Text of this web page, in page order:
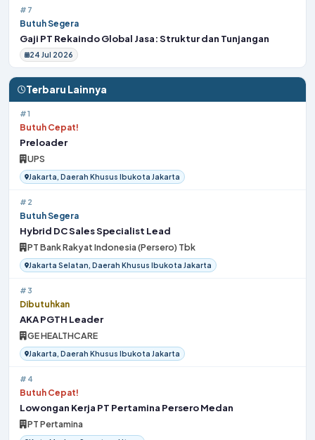
#7
Butuh Segera
Gaji PT Rekaindo Global Jasa: Struktur dan Tunjangan
24 Jul 2026
Terbaru Lainnya
#1
Butuh Cepat!
Preloader
UPS
Jakarta, Daerah Khusus Ibukota Jakarta
#2
Butuh Segera
Hybrid DC Sales Specialist Lead
PT Bank Rakyat Indonesia (Persero) Tbk
Jakarta Selatan, Daerah Khusus Ibukota Jakarta
#3
Dibutuhkan
AKA PGTH Leader
GE HEALTHCARE
Jakarta, Daerah Khusus Ibukota Jakarta
#4
Butuh Cepat!
Lowongan Kerja PT Pertamina Persero Medan
PT Pertamina